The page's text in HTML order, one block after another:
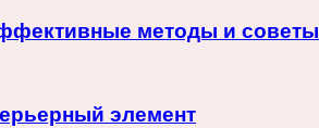
методы и советы
элемент